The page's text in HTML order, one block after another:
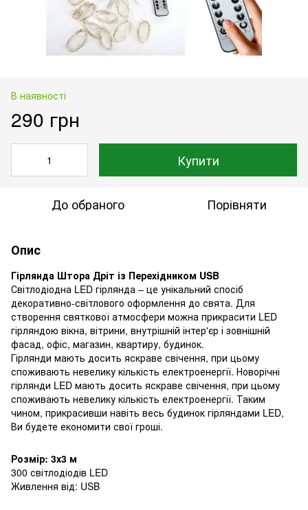
В наявності
290 грн
Купити
До обраного Порівняти
Опис
Гірлянда Штора Дріт із Перехідником USB
Світлодіодна LED гірлянда – це унікальний спосіб
декоративно-світлового оформлення до свята. Для
створення святкової атмосфери можна прикрасити LED
гірляндою вікна, вітрини, внутрішній інтер'єр і зовнішній
фасад, офіс, магазин, квартиру, будинок.
Гірлянди мають досить яскраве свічення, при цьому
споживають невелику кількість електроенергії. Новорічні
гірлянди LED мають досить яскраве свічення, при цьому
споживають невелику кількість електроенергії. Таким
чином, прикрасивши навіть весь будинок гірляндами LED,
Ви будете економити свої гроші.
Розмір: 3х3 м
300 світлодіодів LED
Живлення від: USB